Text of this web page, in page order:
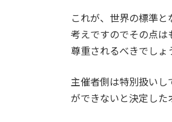
これが、世界の標準
考えですのでその点は
尊重されるべきでしょ
主催者側は特別扱いし
ができないと決定した